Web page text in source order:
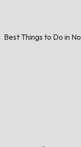
Best Things to Do in